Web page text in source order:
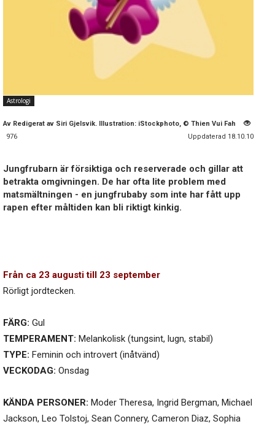
Astrologi
Av Redigerat av Siri Gjelsvik. Illustration: iStockphoto, © Thien Vui Fah
976
Uppdaterad 18.10.10
Jungfrubarn är försiktiga och reserverade och gillar att
betrakta omgivningen. De har ofta lite problem med
matsmältningen - en jungfrubaby som inte har fått upp
rapen efter måltiden kan bli riktigt kinkig.
Från ca 23 augusti till 23 september
Rörligt jordtecken.
FÄRG: Gul
TEMPERAMENT: Melankolisk (tungsint, lugn, stabil)
TYPE: Feminin och introvert (inåtvänd)
VECKODAG: Onsdag
KÄNDA PERSONER: Moder Theresa, Ingrid Bergman, Michael
Jackson, Leo Tolstoj, Sean Connery, Cameron Diaz, Sophia